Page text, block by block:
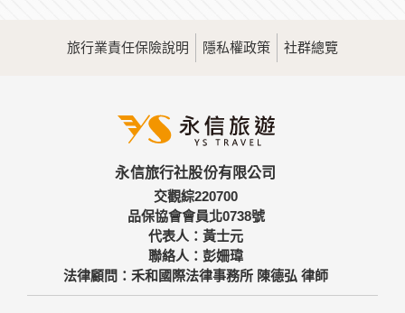
旅行業責任保險說明 隱私權政策 社群總覽
永信旅行社股份有限公司
交觀綜220700
品保協會會員北0738號
代表人：黃士元
聯絡人：彭姍瑋
法律顧問：禾和國際法律事務所 陳德弘 律師